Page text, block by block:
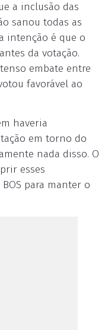
a inclusão das
sanou todas as
intenção é que o
da votação.
embate entre
favorável ao
haveria
em torno do
nada disso. O
esses
para manter o